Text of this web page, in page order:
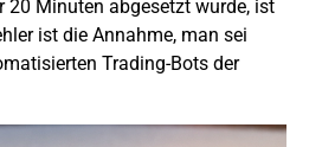
20 Minuten abgesetzt wurde, ist
ist die Annahme, man sei
Trading-Bots der